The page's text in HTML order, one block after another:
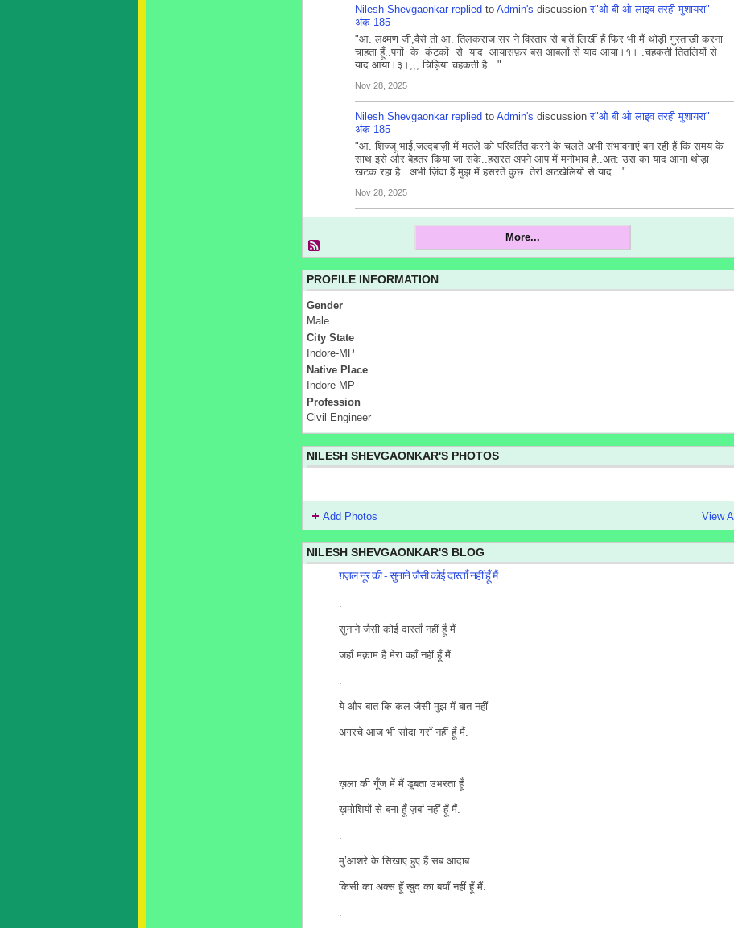
Nilesh Shevgaonkar replied to Admin's discussionर"ओ बी ओ लाइव तरही मुशायरा"
अंक-185
"आ. लक्ष्मण जी,वैसे तो आ. तिलकराज सर ने विस्तार से बातें लिखीं हैं फिर भी मैं थोड़ी गुस्ताखी करना
चाहता हूँ..पगों के कंटकों से याद आयासफ़र बस आबलों से याद आया।१। .चहकती तितलियों से
याद आया।३।,,, चिड़िया चहकती है…"
Nov 28, 2025
Nilesh Shevgaonkar replied to Admin's discussionर"ओ बी ओ लाइव तरही मुशायरा"
अंक-185
"आ. शिज्जू भाई,जल्दबाज़ी में मतले को परिवर्तित करने के चलते अभी संभावनाएं बन रही हैं कि समय के
साथ इसे और बेहतर किया जा सके..हसरत अपने आप में मनोभाव है..अत: उस का याद आना थोड़ा
खटक रहा है.. अभी ज़िंदा हैं मुझ में हसरतें कुछ तेरी अटखेलियों से याद…"
Nov 28, 2025
More...
PROFILE INFORMATION
Gender
Male
City State
Indore-MP
Native Place
Indore-MP
Profession
Civil Engineer
NILESH SHEVGAONKAR'S PHOTOS
Add Photos View All
NILESH SHEVGAONKAR'S BLOG
ग़ज़ल नूर की - सुनाने जैसी कोई दास्ताँ नहीं हूँ मैं
सुनाने जैसी कोई दास्ताँ नहीं हूँ मैं
जहाँ मक़ाम है मेरा वहाँ नहीं हूँ मैं.
ये और बात कि कल जैसी मुझ में बात नहीं
अगरचे आज भी सौदा गराँ नहीं हूँ मैं.
ख़ला की गूँज में मैं डूबता उभरता हूँ
ख़मोशियों से बना हूँ ज़बां नहीं हूँ मैं.
मु’आशरे के सिखाए हुए हैं सब आदाब
किसी का अक्स हूँ ख़ुद का बयाँ नहीं हूँ मैं.